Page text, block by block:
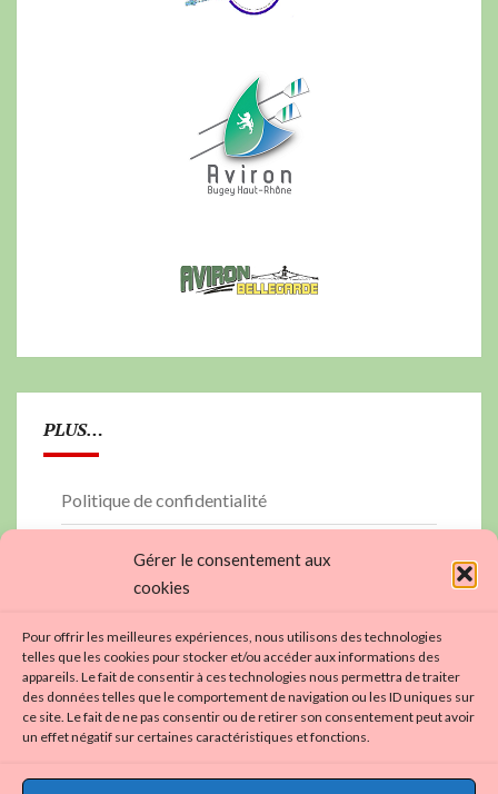
Gérer le consentement aux
cookies
Pour offrir les meilleures expériences, nous utilisons des technologies
telles que les cookies pour stocker et/ou accéder aux informations des
appareils. Le fait de consentir à ces technologies nous permettra de traiter
des données telles que le comportement de navigation ou les ID uniques sur
ce site. Le fait de ne pas consentir ou de retirer son consentement peut avoir
un effet négatif sur certaines caractéristiques et fonctions.
PLUS…
Politique de confidentialité
PLAN DU SITE
contactez nous…
Politique de cookies (UE)
https://aviron01.fr